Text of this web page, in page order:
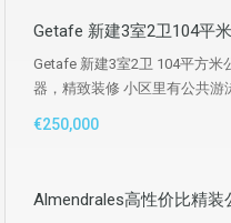
Getafe 新建3室2卫104平
Getafe 新建3室2卫 104平方米
器，精致装修 小区里有公共游
€250,000
Almendrales高性价比精装